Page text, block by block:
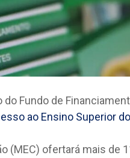
Fundo de
ao Ensino Superior
(MEC) ofertará mais de